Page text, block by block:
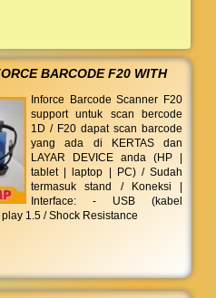
BARCODE F20 WITH
Inforce Barcode Scanner F20
support untuk scan bercode
1D / F20 dapat scan barcode
yang ada di KERTAS dan
LAYAR DEVICE anda (HP |
tablet | laptop | PC) / Sudah
termasuk stand / Koneksi |
Interface: - USB (kabel
1.5 / Shock Resistance